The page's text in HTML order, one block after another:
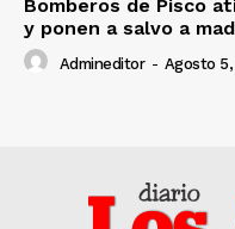
Bomberos de Pisco
y ponen a salvo a
Admineditor - Agosto